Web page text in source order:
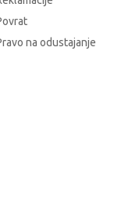
na odustajanje